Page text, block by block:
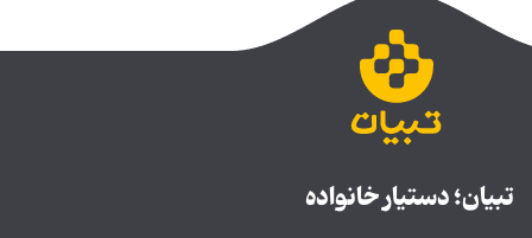
تبیان؛ دستیار خانواده